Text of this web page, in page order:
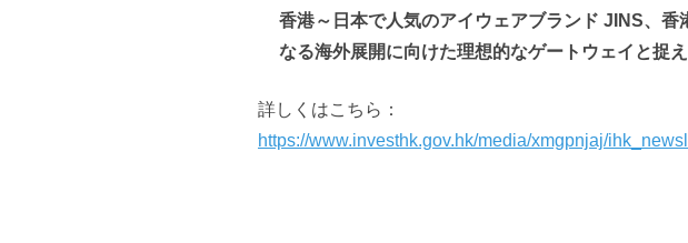
香港～日本で人気のアイウェアブランド JINS、香
なる海外展開に向けた理想的なゲートウェイと捉
詳しくはこちら：
https://www.investhk.gov.hk/media/xmgpnjaj/